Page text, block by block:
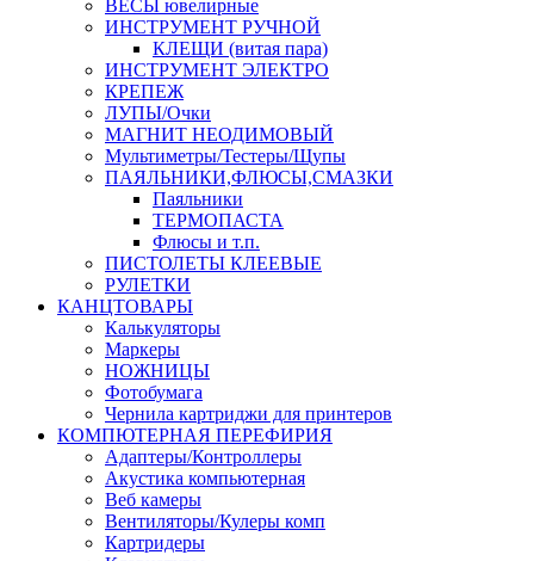
ВЕСЫ ювелирные
ИНСТРУМЕНТ РУЧНОЙ
КЛЕЩИ (витая пара)
ИНСТРУМЕНТ ЭЛЕКТРО
КРЕПЕЖ
ЛУПЫ/Очки
МАГНИТ НЕОДИМОВЫЙ
Мультиметры/Тестеры/Щупы
ПАЯЛЬНИКИ,ФЛЮСЫ,СМАЗКИ
Паяльники
ТЕРМОПАСТА
Флюсы и т.п.
ПИСТОЛЕТЫ КЛЕЕВЫЕ
РУЛЕТКИ
КАНЦТОВАРЫ
Калькуляторы
Маркеры
НОЖНИЦЫ
Фотобумага
Чернила картриджи для принтеров
КОМПЮТЕРНАЯ ПЕРЕФИРИЯ
Адаптеры/Контроллеры
Акустика компьютерная
Веб камеры
Вентиляторы/Кулеры комп
Картридеры